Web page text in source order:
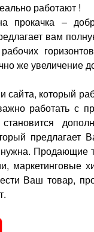
работают !
прокачка –
вам
же увеличение
сайта, который
работать с
предлагает
Продающие
маркетинговые
Ваш товар,